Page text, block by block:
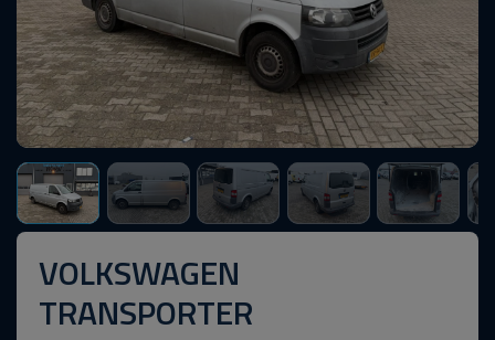
VOLKSWAGEN
TRANSPORTER